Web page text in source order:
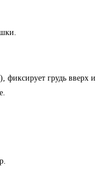
фиксирует грудь вверх и